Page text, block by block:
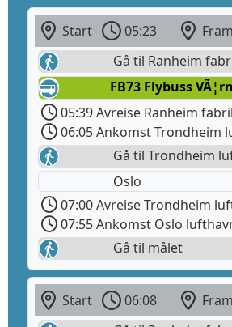
Start 05:23
Gå til Ranheim
FB73 Flybuss
05:39 Avreise Ranheim
06:05 Ankomst Trondheim
Gå til Trondheim
Oslo
07:00 Avreise Trondheim
07:55 Ankomst Oslo
Gå til målet
Start 06:08